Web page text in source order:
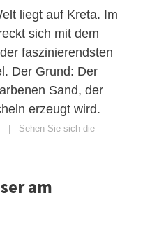
liegt auf Kreta. Im
sich mit dem
faszinierendsten
Der Grund: Der
Sand, der
erzeugt wird.
| Sehen Sie sich die
am